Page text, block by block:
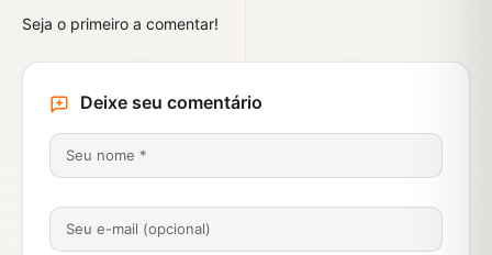
Seja o primeiro a comentar!
Deixe seu comentário